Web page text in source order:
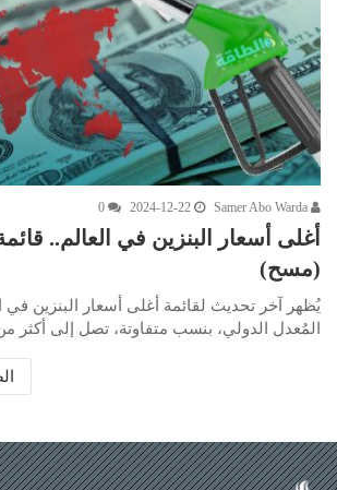
2024-12-22
0
(مسح)
يُظهر آخر تحديث لقائمة أغلى أسعار البنزين في
المُعدل الدولي، بنسب متفاوتة، تصل إلى